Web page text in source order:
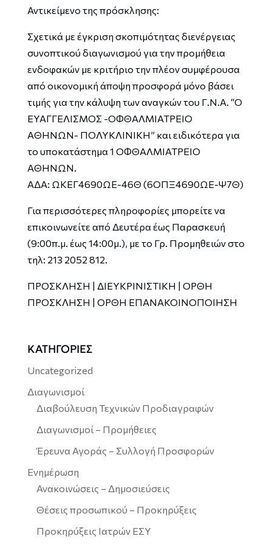
Αντικείμενο της πρόσκλησης:
Σχετικά με έγκριση σκοπιμότητας διενέργειας
συνοπτικού διαγωνισμού για την προμήθεια
ενδοφακών με κριτήριο την πλέον συμφέρουσα
από οικονομική άποψη προσφορά μόνο βάσει
τιμής για την κάλυψη των αναγκών του Γ.Ν.Α. “Ο
ΕΥΑΓΓΕΛΙΣΜΟΣ -ΟΦΘΑΛΜΙΑΤΡΕΙΟ
ΑΘΗΝΩΝ- ΠΟΛΥΚΛΙΝΙΚΗ” και ειδικότερα για
το υποκατάστημα 1 ΟΦΘΑΛΜΙΑΤΡΕΙΟ
ΑΘΗΝΩΝ.
ΑΔΑ: ΩΚΕΓ4690ΩΕ-46Θ (6ΟΠΞ4690ΩΕ-Ψ7Θ)
Για περισσότερες πληροφορίες μπορείτε να
επικοινωνείτε από Δευτέρα έως Παρασκευή
(9:00π.μ. έως 14:00μ.), με το Γρ. Προμηθειών στο
τηλ: 213 2052 812.
ΠΡΟΣΚΛΗΣΗ | ΔΙΕΥΚΡΙΝΙΣΤΙΚΗ | ΟΡΘΗ
ΠΡΟΣΚΛΗΣΗ | ΟΡΘΗ ΕΠΑΝΑΚΟΙΝΟΠΟΙΗΣΗ
ΚΑΤΗΓΟΡΙΕΣ
Uncategorized
Διαγωνισμοί
Διαβούλευση Τεχνικών Προδιαγραφών
Διαγωνισμοί – Προμήθειες
Έρευνα Αγοράς – Συλλογή Προσφορών
Ενημέρωση
Ανακοινώσεις – Δημοσιεύσεις
Θέσεις προσωπικού – Προκηρύξεις
Προκηρύξεις Ιατρών ΕΣΥ